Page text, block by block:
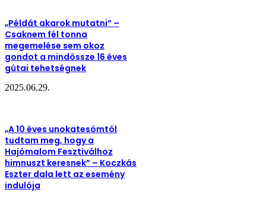
„Példát akarok mutatni” –
Csaknem fél tonna
megemelése sem okoz
gondot a mindössze 16 éves
gútai tehetségnek
2025.06.29.
„A 10 éves unokatesómtól
tudtam meg, hogy a
Hajómalom Fesztiválhoz
himnuszt keresnek” – Koczkás
Eszter dala lett az esemény
indulója